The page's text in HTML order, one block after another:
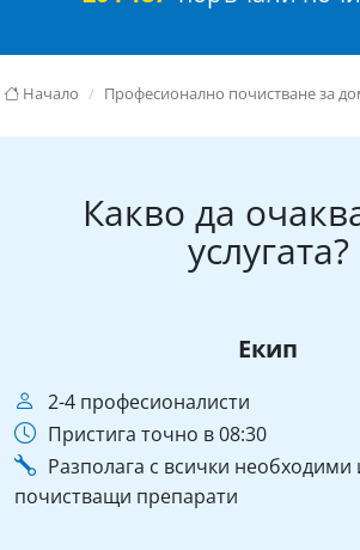
Начало Професионално почистване за
Какво да
услугата?
Екип
2-4 професионалисти
Пристига точно в 08:30
Разполага с всички необходими
почистващи препарати